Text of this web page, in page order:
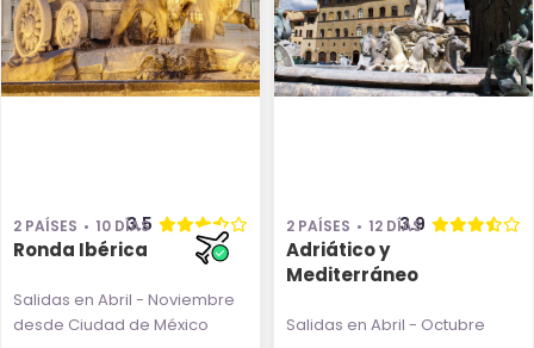
2 PAÍSES 10 DÍAS
3.5
Ronda Ibérica
Salidas en Abril - Noviembre
desde Ciudad de México
2 PAÍSES 12 DÍAS
3.9
Adriático y
Mediterráneo
Salidas en Abril - Octubre